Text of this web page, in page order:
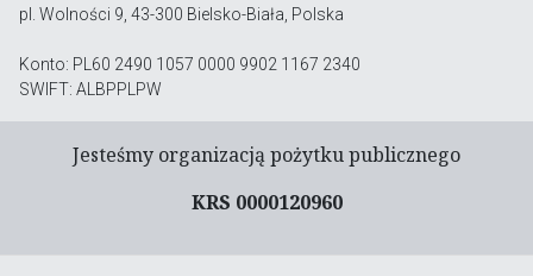
pl. Wolności 9, 43-300 Bielsko-Biała, Polska
Konto: PL60 2490 1057 0000 9902 1167 2340
SWIFT: ALBPPLPW
Jesteśmy organizacją pożytku publicznego
KRS 0000120960